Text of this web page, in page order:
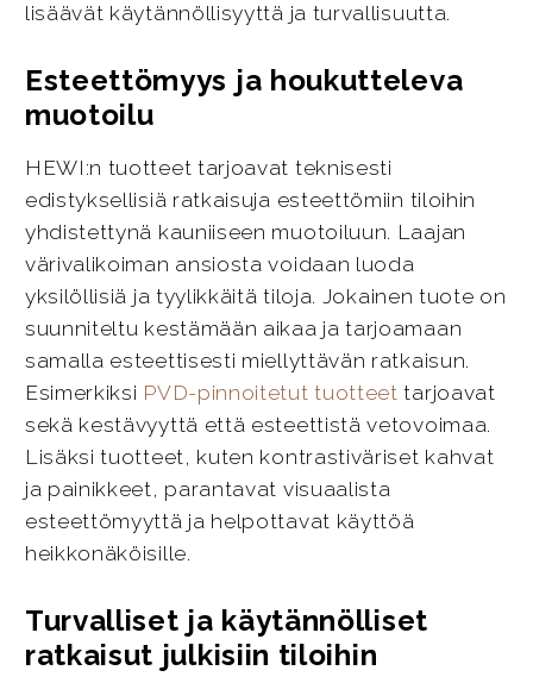
lisäävät käytännöllisyyttä ja turvallisuutta.
Esteettömyys ja houkutteleva
muotoilu
HEWI:n tuotteet tarjoavat teknisesti
edistyksellisiä ratkaisuja esteettömiin tiloihin
yhdistettynä kauniiseen muotoiluun. Laajan
värivalikoiman ansiosta voidaan luoda
yksilöllisiä ja tyylikkäitä tiloja. Jokainen tuote on
suunniteltu kestämään aikaa ja tarjoamaan
samalla esteettisesti miellyttävän ratkaisun.
Esimerkiksi PVD-pinnoitetut tuotteet tarjoavat
sekä kestävyyttä että esteettistä vetovoimaa.
Lisäksi tuotteet, kuten kontrastiväriset kahvat
ja painikkeet, parantavat visuaalista
esteettömyyttä ja helpottavat käyttöä
heikkonäköisille.
Turvalliset ja käytännölliset
ratkaisut julkisiin tiloihin